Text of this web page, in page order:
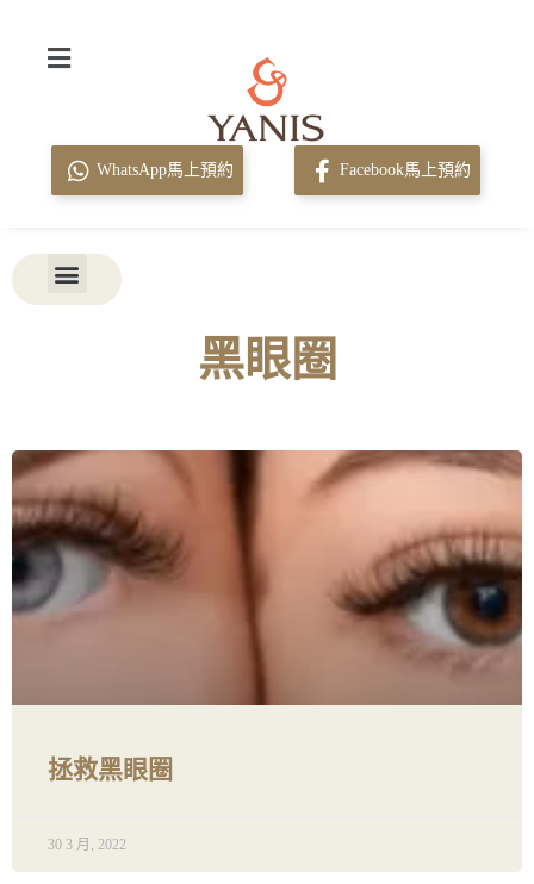
WhatsApp馬上預約 Facebook馬上預約
黑眼圈
拯救黑眼圈
30 3 月, 2022